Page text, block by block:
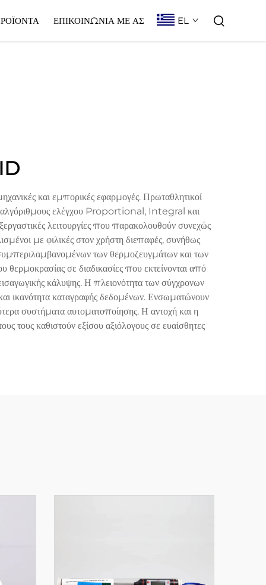
ΕΠΙΚΟΙΝΩΝΊΑ ΜΕ ΑΣ EL
και εμπορικές εφαρμογές. Πρωταθλητικοί
ελέγχου Proportional, Integral και
λειτουργίες που παρακολουθούν συνεχώς
με φιλικές στον χρήστη διεπαφές, συνήθως
των θερμοζευγμάτων και των
θερμοκρασίας σε διαδικασίες που εκτείνονται από
κάλυψης. Η πλειονότητα των σύγχρονων
ικανότητα καταγραφής δεδομένων. Ενσωματώνουν
συστήματα αυτοματοποίησης. Η αντοχή και η
τους καθιστούν εξίσου αξιόλογους σε ευαίσθητες